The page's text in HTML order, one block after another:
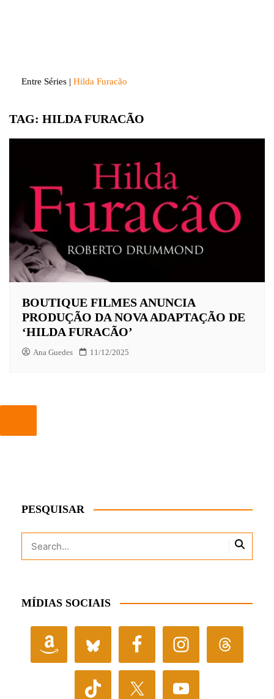
Entre Séries | Hilda Furacão
TAG: HILDA FURACÃO
BOUTIQUE FILMES ANUNCIA
PRODUÇÃO DA NOVA ADAPTAÇÃO DE
‘HILDA FURACÃO’
Ana Guedes 11/12/2025
PESQUISAR
MÍDIAS SOCIAIS